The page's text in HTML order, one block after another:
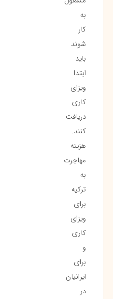
به
کار
شوند
باید
ابتدا
ویزای
کاری
دریافت
کنند.
هزینه
مهاجرت
به
ترکیه
برای
ویزای
کاری
و
برای
ایرانیان
در